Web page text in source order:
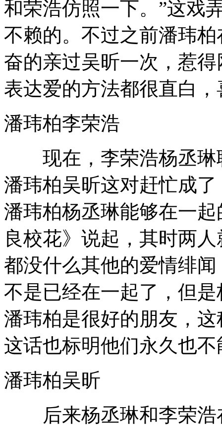
和荣浩仿照一下。”这戏
不赖的。不过之前潘玮
奋的亲过吴昕一次，惹
表达爱的方法都很直白
潘玮柏李荣浩
现在，李荣浩杨丞琳
潘玮柏吴昕这对赶忙成
潘玮柏杨丞琳能够在一
良校花》说起，其时两
都没什么其他的爱情绯
不是已经在一起了，但
潘玮柏是很好的朋友，
这话也标明他们永久也
潘玮柏吴昕
后来杨丞琳和李荣浩